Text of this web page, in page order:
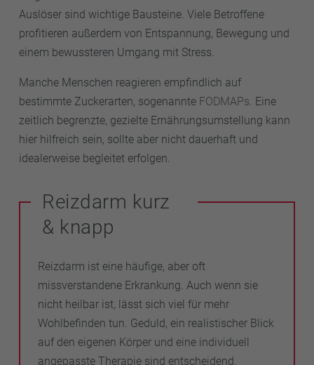
Auslöser sind wichtige Bausteine. Viele Betroffene
profitieren außerdem von Entspannung, Bewegung und
einem bewussteren Umgang mit Stress.
Manche Menschen reagieren empfindlich auf
bestimmte Zuckerarten, sogenannte FODMAPs. Eine
zeitlich begrenzte, gezielte Ernährungsumstellung kann
hier hilfreich sein, sollte aber nicht dauerhaft und
idealerweise begleitet erfolgen.
Reizdarm kurz
& knapp
Reizdarm ist eine häufige, aber oft
missverstandene Erkrankung. Auch wenn sie
nicht heilbar ist, lässt sich viel für mehr
Wohlbefinden tun. Geduld, ein realistischer Blick
auf den eigenen Körper und eine individuell
angepasste Therapie sind entscheidend.